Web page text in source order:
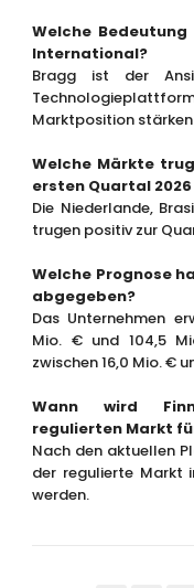
Welche
International?
Bragg ist der
Marktposition
Welche Märkte
ersten Quartal
Die Niederlande,
trugen positiv zur
Welche Prognose
abgegeben?
Das Unternehmen
Mio. € und 104,5
zwischen 16,0 Mio. €
Wann wird
regulierten Markt
Nach den aktuellen
der regulierte Markt
werden.